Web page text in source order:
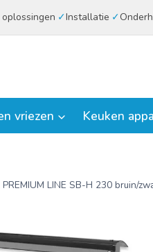
Installatie
vriezen Keuken
LINE SB-H 230 bruin/